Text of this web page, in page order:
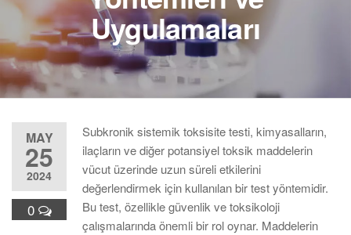
Uygulamaları
MAY
25
2024
0
Subkronik sistemik toksisite testi, kimyasalların,
ilaçların ve diğer potansiyel toksik maddelerin
vücut üzerinde uzun süreli etkilerini
değerlendirmek için kullanılan bir test yöntemidir.
Bu test, özellikle güvenlik ve toksikoloji
çalışmalarında önemli bir rol oynar. Maddelerin